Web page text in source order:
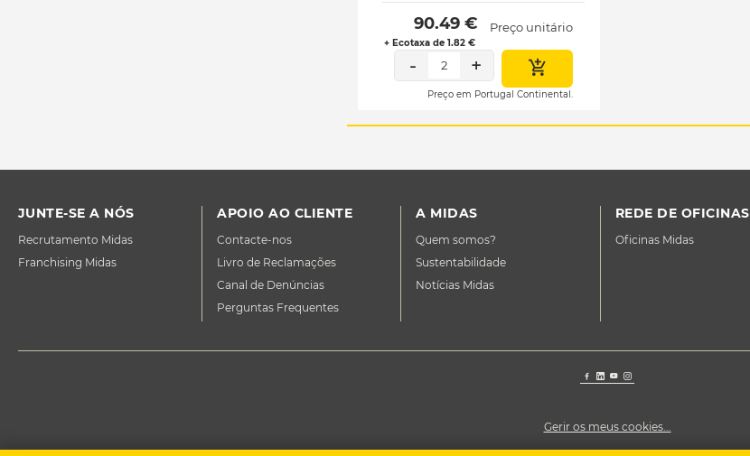
90.49 €
+ Ecotaxa de 1.82 €
Preço unitário
- 2 +
Preço em Portugal Continental.
JUNTE-SE A NÓS
Recrutamento Midas
Franchising Midas
APOIO AO CLIENTE
Contacte-nos
Livro de Reclamações
Canal de Denúncias
Perguntas Frequentes
A MIDAS
Quem somos?
Sustentabilidade
Notícias Midas
REDE DE OFICINAS
Oficinas Midas
Gerir os meus cookies...